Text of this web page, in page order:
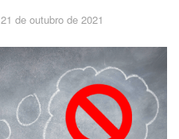
21 de outubro de 2021